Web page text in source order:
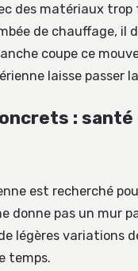
des matériaux
de chauffage, il
coupe ce
laisse passer
:
est recherché
donne pas un
légères variations
temps.